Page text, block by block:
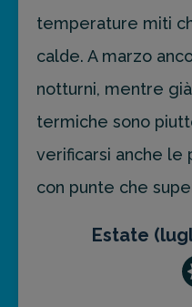
temperature miti
calde. A marzo
notturni, mentre
termiche sono
verificarsi anche le
con punte che
Estate